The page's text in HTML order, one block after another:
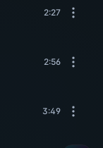
2:27
2:56
3:49